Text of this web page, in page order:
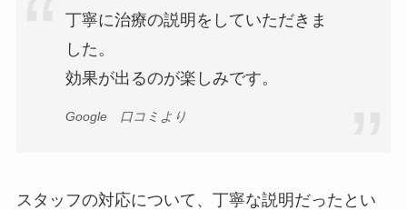
丁寧に治療の説明をしていただきま
した。
効果が出るのが楽しみです。
Google 口コミより
スタッフの対応について、丁寧な説明だったとい